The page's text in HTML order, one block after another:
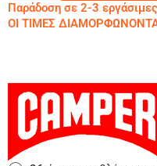
Παράδοση σε 2-3
ΟΙ ΤΙΜΕΣ